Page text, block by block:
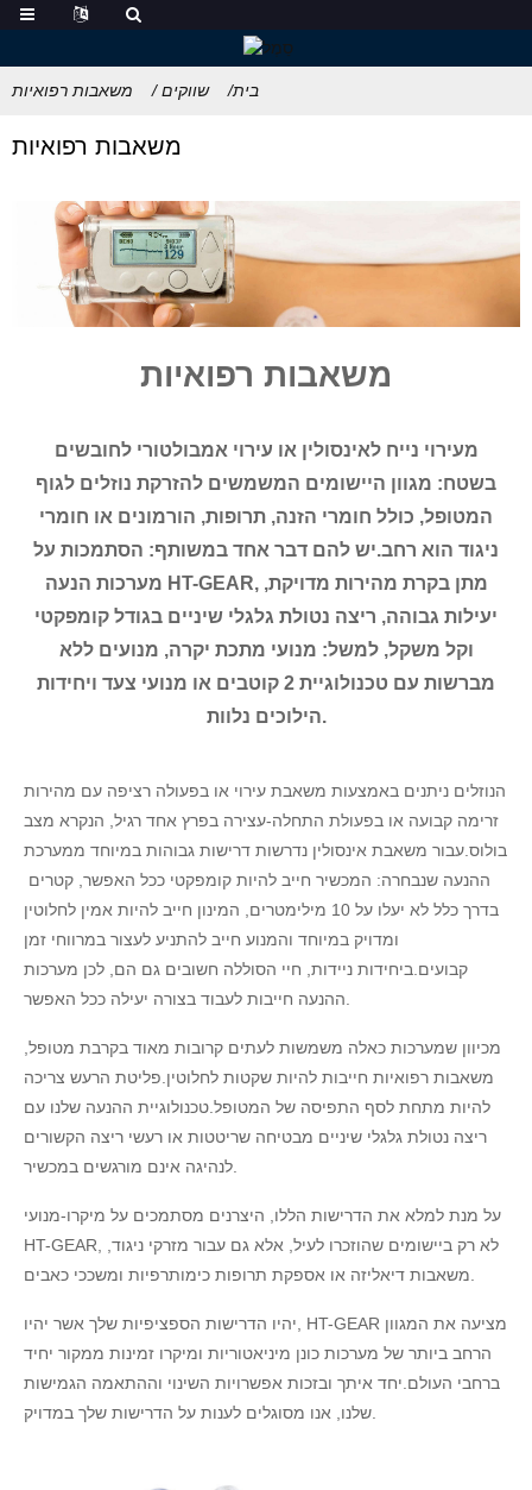
בית שווקים משאבות רפואיות
משאבות רפואיות
משאבות רפואיות
מעירוי נייח לאינסולין או עירוי אמבולטורי לחובשים
בשטח: מגוון היישומים המשמשים להזרקת נוזלים לגוף
המטופל, כולל חומרי הזנה, תרופות, הורמונים או חומרי
ניגוד הוא רחב.יש להם דבר אחד במשותף: הסתמכות על
מערכות הנעה HT-GEAR, מתן בקרת מהירות מדויקת,
יעילות גבוהה, ריצה נטולת גלגלי שיניים בגודל קומפקטי
וקל משקל, למשל: מנועי מתכת יקרה, מנועים ללא
מברשות עם טכנולוגיית 2 קוטבים או מנועי צעד ויחידות
הילוכים נלוות.
הנוזלים ניתנים באמצעות משאבת עירוי או בפעולה רציפה עם מהירות
זרימה קבועה או בפעולת התחלה-עצירה בפרץ אחד רגיל, הנקרא מצב
בולוס.עבור משאבת אינסולין נדרשות דרישות גבוהות במיוחד ממערכת
ההנעה שנבחרה: המכשיר חייב להיות קומפקטי ככל האפשר, קטרים ​​
בדרך כלל לא יעלו על 10 מילימטרים, המינון חייב להיות אמין לחלוטין
ומדויק במיוחד והמנוע חייב להתניע לעצור במרווחי זמן
קבועים.ביחידות ניידות, חיי הסוללה חשובים גם הם, לכן מערכות
מכיוון שמערכות כאלה משמשות לעתים קרובות מאוד בקרבת מטופל,
משאבות רפואיות חייבות להיות שקטות לחלוטין.פליטת הרעש צריכה
להיות מתחת לסף התפיסה של המטופל.טכנולוגיית ההנעה שלנו עם
ריצה נטולת גלגלי שיניים מבטיחה שריטטות או רעשי ריצה הקשורים
על מנת למלא את הדרישות הללו, היצרנים מסתמכים על מיקרו-מנועי
HT-GEAR, לא רק ביישומים שהוזכרו לעיל, אלא גם עבור מזרקי ניגוד,
יהיו הדרישות הספציפיות שלך אשר יהיו, HT-GEAR מציעה את המגוון
הרחב ביותר של מערכות כונן מיניאטוריות ומיקרו זמינות ממקור יחיד
ברחבי העולם.יחד איתך ובזכות אפשרויות השינוי וההתאמה הגמישות